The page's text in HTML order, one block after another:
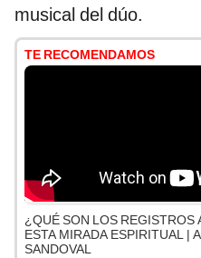
musical del dúo.
TE RECOMENDAMOS
¿QUÉ SON LOS REGISTROS
ESTA MIRADA ESPIRITUAL |
SANDOVAL